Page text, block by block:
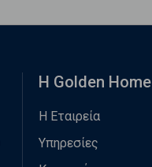
Η Golden Home
Η Εταιρεία
Υπηρεσίες